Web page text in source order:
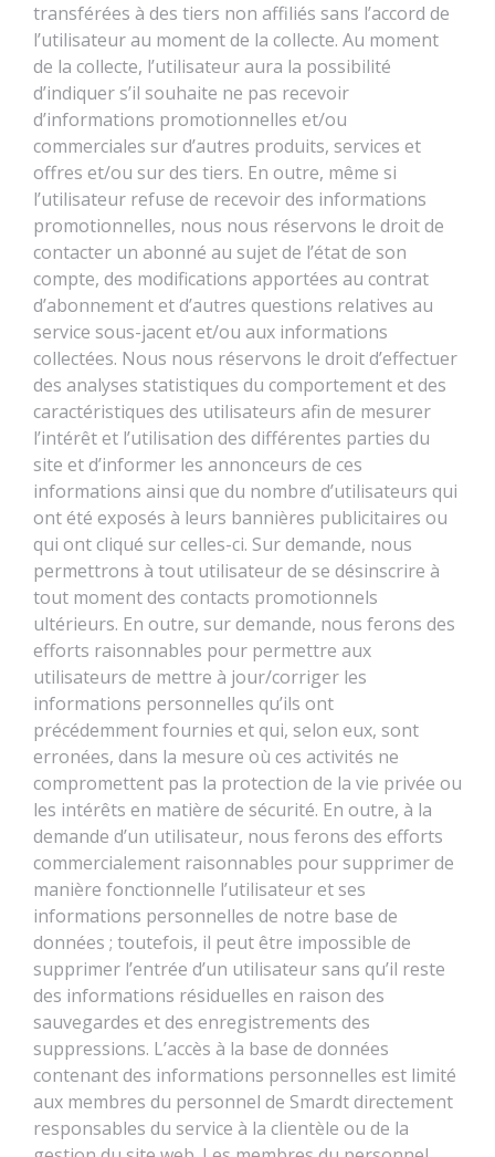
transférées à des tiers non affiliés sans l’accord de
l’utilisateur au moment de la collecte. Au moment
de la collecte, l’utilisateur aura la possibilité
d’indiquer s’il souhaite ne pas recevoir
d’informations promotionnelles et/ou
commerciales sur d’autres produits, services et
offres et/ou sur des tiers. En outre, même si
l’utilisateur refuse de recevoir des informations
promotionnelles, nous nous réservons le droit de
contacter un abonné au sujet de l’état de son
compte, des modifications apportées au contrat
d’abonnement et d’autres questions relatives au
service sous-jacent et/ou aux informations
collectées. Nous nous réservons le droit d’effectuer
des analyses statistiques du comportement et des
caractéristiques des utilisateurs afin de mesurer
l’intérêt et l’utilisation des différentes parties du
site et d’informer les annonceurs de ces
informations ainsi que du nombre d’utilisateurs qui
ont été exposés à leurs bannières publicitaires ou
qui ont cliqué sur celles-ci. Sur demande, nous
permettrons à tout utilisateur de se désinscrire à
tout moment des contacts promotionnels
ultérieurs. En outre, sur demande, nous ferons des
efforts raisonnables pour permettre aux
utilisateurs de mettre à jour/corriger les
informations personnelles qu’ils ont
précédemment fournies et qui, selon eux, sont
erronées, dans la mesure où ces activités ne
compromettent pas la protection de la vie privée ou
les intérêts en matière de sécurité. En outre, à la
demande d’un utilisateur, nous ferons des efforts
commercialement raisonnables pour supprimer de
manière fonctionnelle l’utilisateur et ses
informations personnelles de notre base de
données ; toutefois, il peut être impossible de
supprimer l’entrée d’un utilisateur sans qu’il reste
des informations résiduelles en raison des
sauvegardes et des enregistrements des
suppressions. L’accès à la base de données
contenant des informations personnelles est limité
aux membres du personnel de Smardt directement
responsables du service à la clientèle ou de la